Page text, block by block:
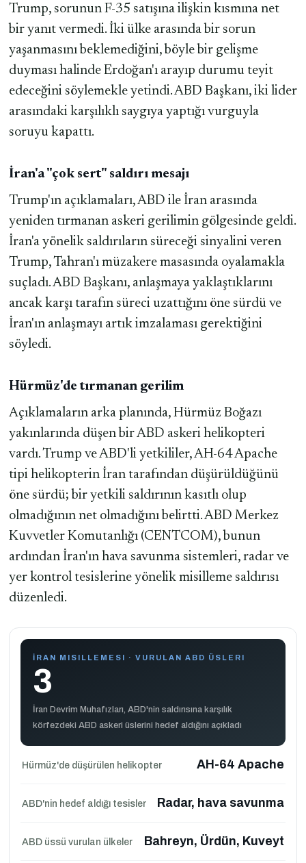
Trump, sorunun F-35 satışına ilişkin kısmına net
bir yanıt vermedi. İki ülke arasında bir sorun
yaşanmasını beklemediğini, böyle bir gelişme
duyması halinde Erdoğan'ı arayıp durumu teyit
edeceğini söylemekle yetindi. ABD Başkanı, iki lider
arasındaki karşılıklı saygıya yaptığı vurguyla
soruyu kapattı.
İran'a "çok sert" saldırı mesajı
Trump'ın açıklamaları, ABD ile İran arasında
yeniden tırmanan askeri gerilimin gölgesinde geldi.
İran'a yönelik saldırıların süreceği sinyalini veren
Trump, Tahran'ı müzakere masasında oyalamakla
suçladı. ABD Başkanı, anlaşmaya yaklaştıklarını
ancak karşı tarafın süreci uzattığını öne sürdü ve
İran'ın anlaşmayı artık imzalaması gerektiğini
söyledi.
Hürmüz'de tırmanan gerilim
Açıklamaların arka planında, Hürmüz Boğazı
yakınlarında düşen bir ABD askeri helikopteri
vardı. Trump ve ABD'li yetkililer, AH-64 Apache
tipi helikopterin İran tarafından düşürüldüğünü
öne sürdü; bir yetkili saldırının kasıtlı olup
olmadığının net olmadığını belirtti. ABD Merkez
Kuvvetler Komutanlığı (CENTCOM), bunun
ardından İran'ın hava savunma sistemleri, radar ve
yer kontrol tesislerine yönelik misilleme saldırısı
düzenledi.
İRAN MISILLEMESI · VURULAN ABD ÜSLERI
3
İran Devrim Muhafızları, ABD'nin saldırısına karşılık
körfezdeki ABD askeri üslerini hedef aldığını açıkladı
Hürmüz'de düşürülen helikopter AH-64 Apache
ABD'nin hedef aldığı tesisler Radar, hava savunma
ABD üssü vurulan ülkeler Bahreyn, Ürdün, Kuveyt